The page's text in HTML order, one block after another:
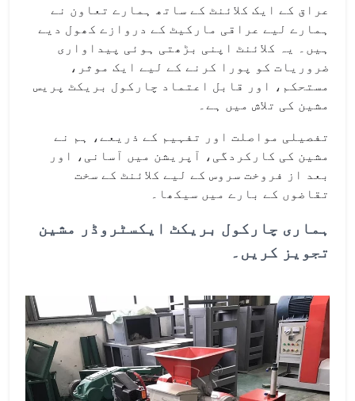
عراق کے ایک کلائنٹ کے ساتھ ہمارے تعاون نے
ہمارے لیے عراقی مارکیٹ کے دروازے کھول دیے
ہیں۔ یہ کلائنٹ اپنی بڑھتی ہوئی پیداواری
ضروریات کو پورا کرنے کے لیے ایک موثر،
مستحکم، اور قابل اعتماد چارکول بریکٹ پریس
مشین کی تلاش میں ہے۔
تفصیلی مواصلت اور تفہیم کے ذریعے، ہم نے
مشین کی کارکردگی، آپریشن میں آسانی، اور
بعد از فروخت سروس کے لیے کلائنٹ کے سخت
تقاضوں کے بارے میں سیکھا۔
ہماری چارکول بریکٹ ایکسٹروڈر مشین
تجویز کریں۔